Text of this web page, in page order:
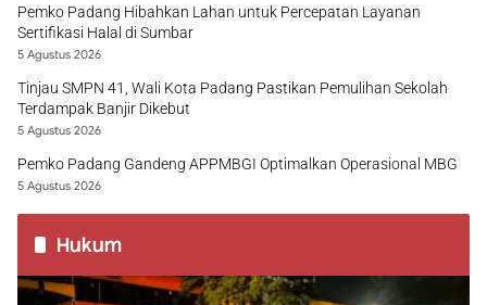
Pemko Padang Hibahkan Lahan untuk Percepatan Layanan
Sertifikasi Halal di Sumbar
5 Agustus 2026
Tinjau SMPN 41, Wali Kota Padang Pastikan Pemulihan Sekolah
Terdampak Banjir Dikebut
5 Agustus 2026
Pemko Padang Gandeng APPMBGI Optimalkan Operasional MBG
5 Agustus 2026
Hukum